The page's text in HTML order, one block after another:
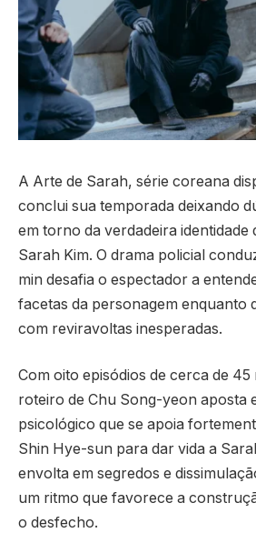
A Arte de Sarah, série coreana
conclui sua temporada deixando
em torno da verdadeira identidade
Sarah Kim. O drama policial
min desafia o espectador a
facetas da personagem enquanto
com reviravoltas inesperadas.
Com oito episódios de cerca de 45
roteiro de Chu Song-yeon aposta
psicológico que se apoia
Shin Hye-sun para dar vida a
envolta em segredos e
um ritmo que favorece a
o desfecho.